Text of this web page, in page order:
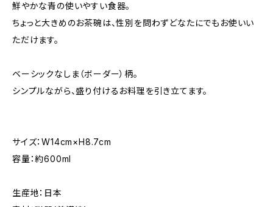
鮮やかな青の使いやすい食器。
ちょっと大きめのお茶碗は、性別を問わずどなたにでもお使いい
ただけます。
ベーシックなしま（ボーダー）柄。
シンプルながら、盛り付けるお料理を引き立てます。
サイズ：W14cm×H8.7cm
容量：約600ml
生産地：日本